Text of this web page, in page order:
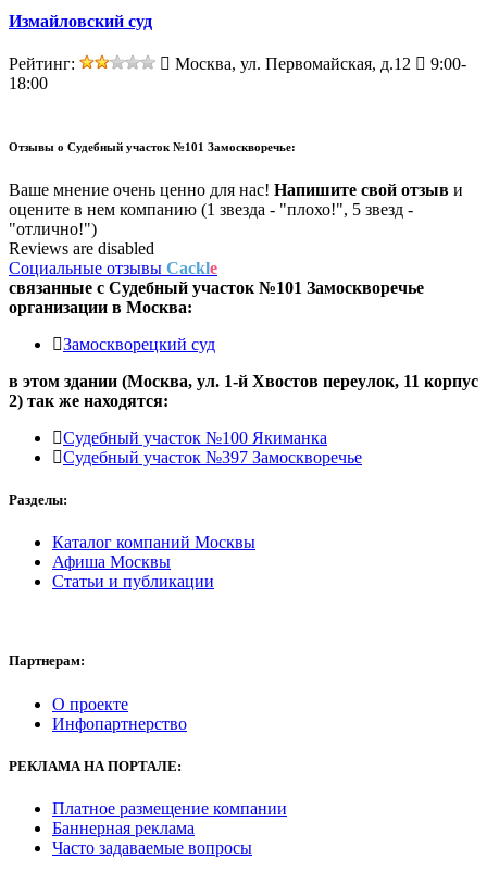
Измайловский суд
Рейтинг: Москва, ул. Первомайская, д.12
9:00-
18:00
Отзывы о Судебный участок №101 Замоскворечье:
Ваше мнение очень ценно для нас! Напишите свой отзыв и
оцените в нем компанию (1 звезда - "плохо!", 5 звезд -
"отлично!")
Reviews are disabled
Социальные отзывы Cackle
связанные с Судебный участок №101 Замоскворечье
организации в Москва:
Замоскворецкий суд
в этом здании (Москва, ул. 1-й Хвостов переулок, 11 корпус
2) так же находятся:
Судебный участок №100 Якиманка
Судебный участок №397 Замоскворечье
Разделы:
Каталог компаний Москвы
Афиша Москвы
Статьи и публикации
Партнерам:
О проекте
Инфопартнерство
РЕКЛАМА НА ПОРТАЛЕ:
Платное размещение компании
Баннерная реклама
Часто задаваемые вопросы